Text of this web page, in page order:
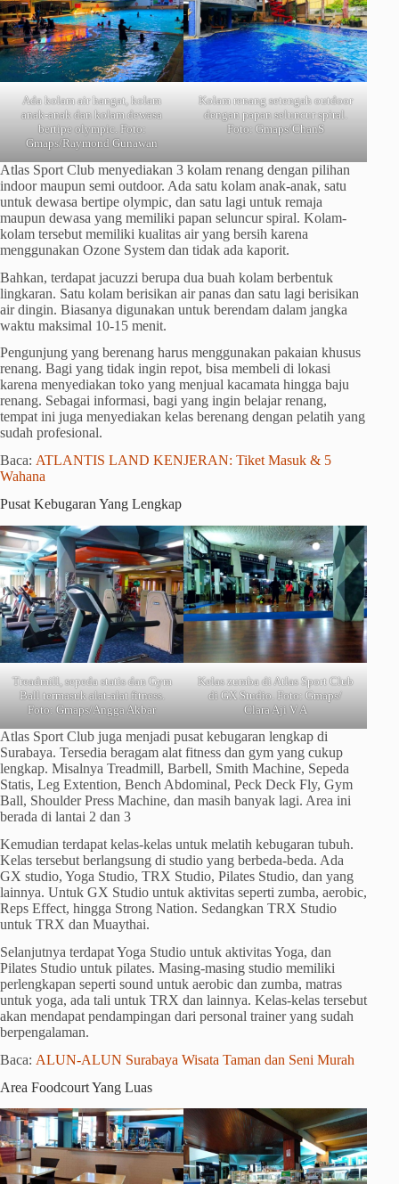
Ada kolam air hangat, kolam
anak-anak dan kolam dewasa
bertipe olympic. Foto:
Gmaps/Raymond Gunawan
Kolam renang setengah outdoor
dengan papan seluncur spiral.
Foto: Gmaps/ChanS
Atlas Sport Club menyediakan 3 kolam renang dengan pilihan
indoor maupun semi outdoor. Ada satu kolam anak-anak, satu
untuk dewasa bertipe olympic, dan satu lagi untuk remaja
maupun dewasa yang memiliki papan seluncur spiral. Kolam-
kolam tersebut memiliki kualitas air yang bersih karena
menggunakan Ozone System dan tidak ada kaporit.
Bahkan, terdapat jacuzzi berupa dua buah kolam berbentuk
lingkaran. Satu kolam berisikan air panas dan satu lagi berisikan
air dingin. Biasanya digunakan untuk berendam dalam jangka
waktu maksimal 10-15 menit.
Pengunjung yang berenang harus menggunakan pakaian khusus
renang. Bagi yang tidak ingin repot, bisa membeli di lokasi
karena menyediakan toko yang menjual kacamata hingga baju
renang. Sebagai informasi, bagi yang ingin belajar renang,
tempat ini juga menyediakan kelas berenang dengan pelatih yang
sudah profesional.
Baca: ATLANTIS LAND KENJERAN: Tiket Masuk & 5
Wahana
Pusat Kebugaran Yang Lengkap
Treadmill, sepeda statis dan Gym
Ball termasuk alat-alat fitness.
Foto: Gmaps/Angga Akbar
Kelas zumba di Atlas Sport Club
di GX Studio. Foto: Gmaps/
Clara Aji V A
Atlas Sport Club juga menjadi pusat kebugaran lengkap di
Surabaya. Tersedia beragam alat fitness dan gym yang cukup
lengkap. Misalnya Treadmill, Barbell, Smith Machine, Sepeda
Statis, Leg Extention, Bench Abdominal, Peck Deck Fly, Gym
Ball, Shoulder Press Machine, dan masih banyak lagi. Area ini
berada di lantai 2 dan 3
Kemudian terdapat kelas-kelas untuk melatih kebugaran tubuh.
Kelas tersebut berlangsung di studio yang berbeda-beda. Ada
GX studio, Yoga Studio, TRX Studio, Pilates Studio, dan yang
lainnya. Untuk GX Studio untuk aktivitas seperti zumba, aerobic,
Reps Effect, hingga Strong Nation. Sedangkan TRX Studio
untuk TRX dan Muaythai.
Selanjutnya terdapat Yoga Studio untuk aktivitas Yoga, dan
Pilates Studio untuk pilates. Masing-masing studio memiliki
perlengkapan seperti sound untuk aerobic dan zumba, matras
untuk yoga, ada tali untuk TRX dan lainnya. Kelas-kelas tersebut
akan mendapat pendampingan dari personal trainer yang sudah
berpengalaman.
Baca: ALUN-ALUN Surabaya Wisata Taman dan Seni Murah
Area Foodcourt Yang Luas